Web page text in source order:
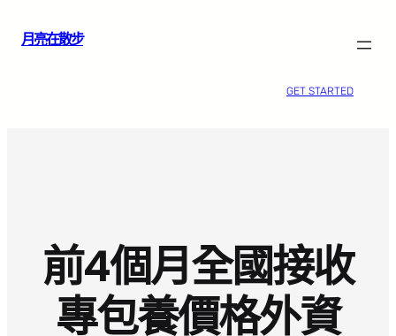
月亮在散步
GET STARTED
前4個月全國接收
專包養價格外資